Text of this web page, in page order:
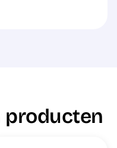
producten